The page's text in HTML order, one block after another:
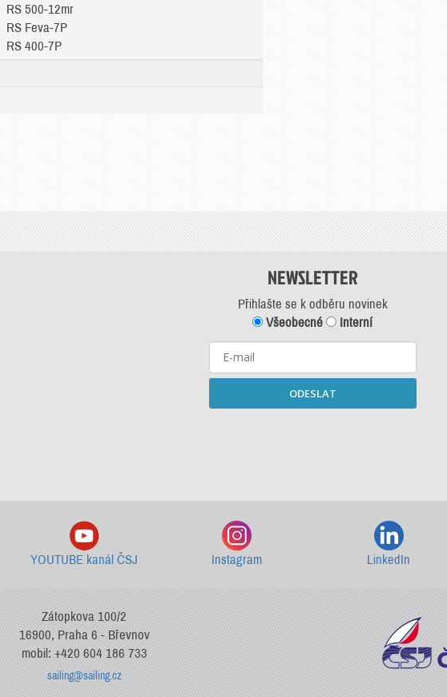
RS 500-12mr
RS Feva-7P
RS 400-7P
NEWSLETTER
Přihlašte se k odběru novinek
Všeobecné
Interní
ODESLAT
YOUTUBE kanál ČSJ Instagram LinkedIn
Zátopkova 100/2
16900, Praha 6 - Břevnov
mobil: +420 604 186 733
sailing@sailing.cz